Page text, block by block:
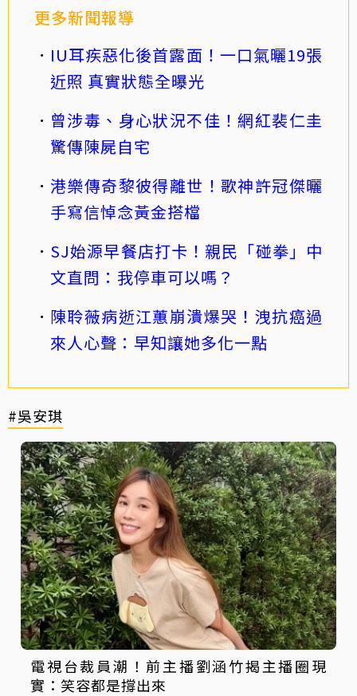
更多新聞報導
IU耳疾惡化後首露面！一口氣曬19張
近照 真實狀態全曝光
曾涉毒、身心狀況不佳！網紅裴仁圭
驚傳陳屍自宅
港樂傳奇黎彼得離世！歌神許冠傑曬
手寫信悼念黃金搭檔
SJ始源早餐店打卡！親民「碰拳」中
文直問：我停車可以嗎？
陳聆薇病逝江蕙崩潰爆哭！洩抗癌過
來人心聲：早知讓她多化一點
#吳安琪
電視台裁員潮！前主播劉涵竹揭主播圈現
實：笑容都是撐出來